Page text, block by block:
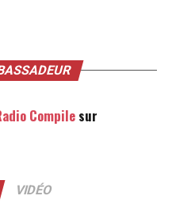
Compilesur
VIDÉO